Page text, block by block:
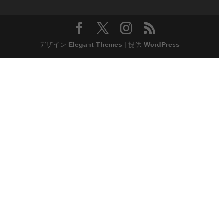
デザイン Elegant Themes | 提供 WordPress